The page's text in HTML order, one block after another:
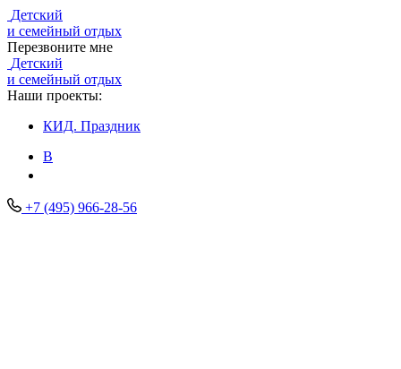
Детский
и семейный отдых
Перезвоните мне
Детский
и семейный отдых
Наши проекты:
КИД. Праздник
В
+7 (495) 966-28-56